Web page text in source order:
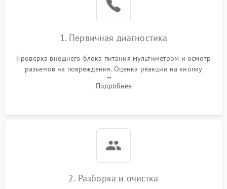
1. Первичная диагностика
Проверка внешнего блока питания мультиметром и осмотр
разъемов на повреждения. Оценка реакции на кнопку
включения и индикацию. Подключение к монитору для
выявления ошибок POST или отсутствия инициализации.
Подробнее
2. Разборка и очистка